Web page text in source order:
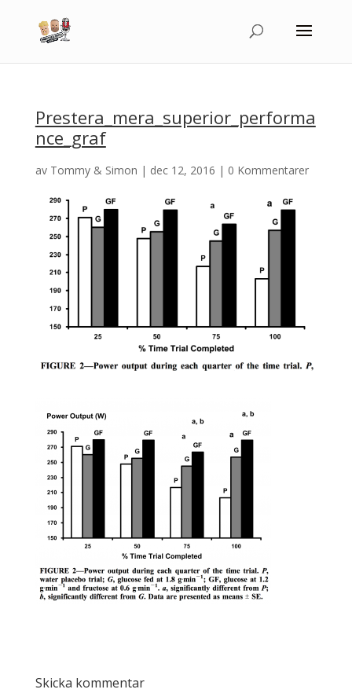
Prestera_mera_superior_performa
nce_graf
av Tommy & Simon | dec 12, 2016 | 0 Kommentarer
Skicka kommentar